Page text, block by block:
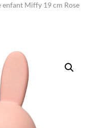
Miffy 19 cm Rose